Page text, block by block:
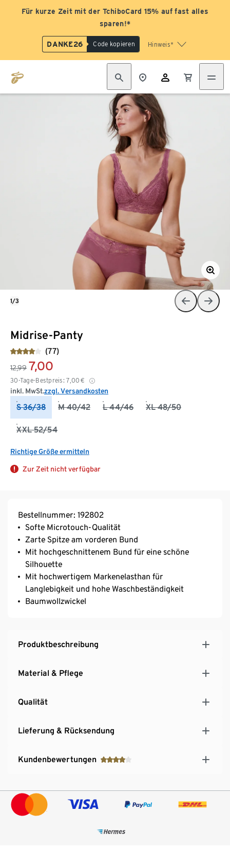
Für kurze Zeit mit der TchiboCard 15% auf fast alles
sparen!*
DANKE26 Code kopieren Hinweis*
Midrise-Panty
(77)
12,99 7,00
30-Tage-Bestpreis: 7,00 €
inkl. MwSt.zzgl. Versandkosten
S 36/38 M 40/42 L 44/46 XL 48/50
XXL 52/54
Richtige Größe ermitteln
Zur Zeit nicht verfügbar
1/3
Bestellnummer: 192802
Softe Microtouch-Qualität
Zarte Spitze am vorderen Bund
Mit hochgeschnittenem Bund für eine schöne
Silhouette
Mit hochwertigem Markenelasthan für
Langlebigkeit und hohe Waschbeständigkeit
Baumwollzwickel
Produktbeschreibung
Material & Pflege
Qualität
Lieferung & Rücksendung
Kundenbewertungen